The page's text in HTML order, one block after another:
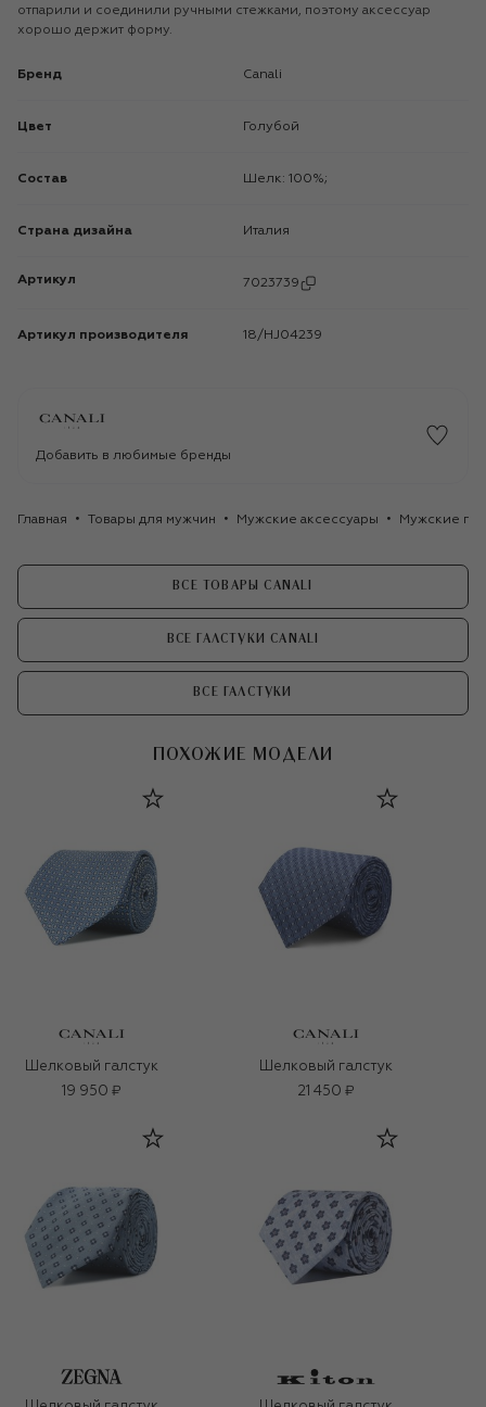
отпарили и соединили ручными стежками, поэтому аксессуар
хорошо держит форму.
Бренд Canali
Цвет Голубой
Состав Шелк: 100%;
Страна дизайна Италия
Артикул 7023739
Артикул производителя 18/HJ04239
Добавить в любимые бренды
Главная Товары для мужчин Мужские аксессуары Мужские
ВСЕ ТОВАРЫ CANALI
ВСЕ ГАЛСТУКИ CANALI
ВСЕ ГАЛСТУКИ
ПОХОЖИЕ МОДЕЛИ
Шелковый галстук
19 950 ₽
Шелковый галстук
21 450 ₽